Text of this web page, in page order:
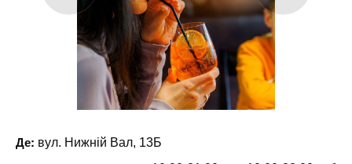
Де: вул. Нижній Вал, 13Б